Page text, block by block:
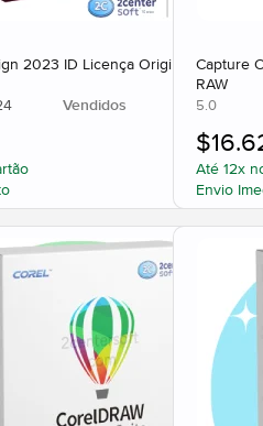
2023 ID Licença Original
Vendidos
Capture
RAW
5.0
Até 12x
Envio
$